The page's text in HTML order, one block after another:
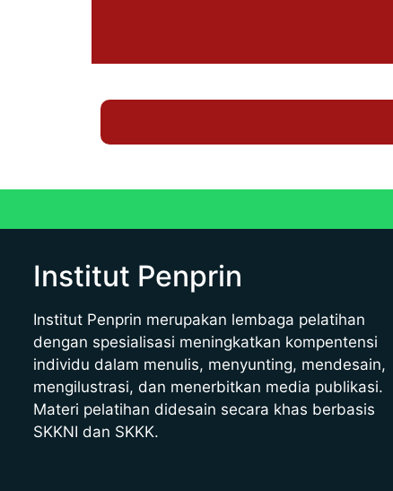
Institut Penprin
Institut Penprin merupakan lembaga pelatihan
dengan spesialisasi meningkatkan kompentensi
individu dalam menulis, menyunting, mendesain,
mengilustrasi, dan menerbitkan media publikasi.
Materi pelatihan didesain secara khas berbasis
SKKNI dan SKKK.